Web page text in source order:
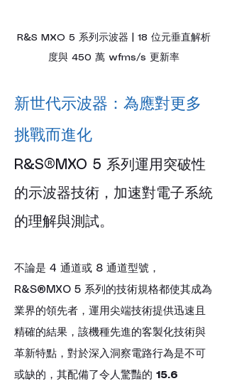
R&S MXO 5 系列示波器 | 18 位元垂直解析
度與 450 萬 wfms/s 更新率
新世代示波器：為應對更多
挑戰而進化
R&S®MXO 5 系列運用突破性
的示波器技術，加速對電子系統
的理解與測試。
不論是 4 通道或 8 通道型號，
R&S®MXO 5 系列的技術規格都使其成為
業界的領先者，運用尖端技術提供迅速且
精確的結果，該機種先進的客製化技術與
革新特點，對於深入洞察電路行為是不可
或缺的，其配備了令人驚豔的 15.6